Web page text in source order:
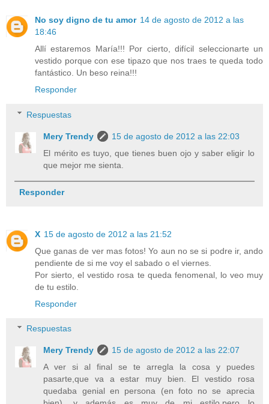
No soy digno de tu amor 14 de agosto de 2012 a las
18:46
Allí estaremos María!!! Por cierto, difícil seleccionarte un
vestido porque con ese tipazo que nos traes te queda todo
fantástico. Un beso reina!!!
Responder
Respuestas
Mery Trendy
15 de agosto de 2012 a las 22:03
El mérito es tuyo, que tienes buen ojo y saber eligir lo
que mejor me sienta.
Responder
X 15 de agosto de 2012 a las 21:52
Que ganas de ver mas fotos! Yo aun no se si podre ir, ando
pendiente de si me voy el sabado o el viernes.
Por sierto, el vestido rosa te queda fenomenal, lo veo muy
de tu estilo.
Responder
Respuestas
Mery Trendy
15 de agosto de 2012 a las 22:07
A ver si al final se te arregla la cosa y puedes
pasarte,que va a estar muy bien. El vestido rosa
quedaba genial en persona (en foto no se aprecia